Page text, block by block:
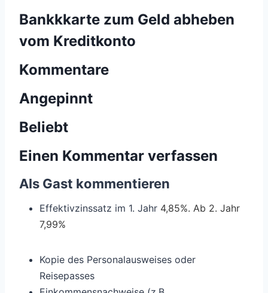
Bankkkarte zum Geld abheben
vom Kreditkonto
Kommentare
Angepinnt
Beliebt
Einen Kommentar verfassen
Als Gast kommentieren
Effektivzinssatz im 1. Jahr 4,85%. Ab 2. Jahr
7,99%
Kopie des Personalausweises oder
Reisepasses